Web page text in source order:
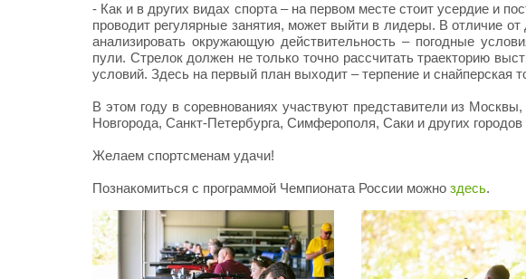
- Как и в других видах спорта – на первом месте стоит усердие и
проводит регулярные занятия, может выйти в лидеры. В отличие
анализировать окружающую действительность – погодные
пули. Стрелок должен не только точно рассчитать траекторию
условий. Здесь на первый план выходит – терпение и снайперская
В этом году в соревнованиях участвуют представители из
Новгорода, Санкт-Петербурга, Симферополя, Саки и других
Желаем спортсменам удачи!
Познакомиться с программой Чемпионата России можно здесь.